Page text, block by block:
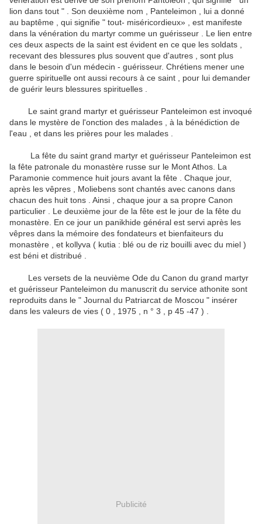
lion dans tout " .
Son deuxième nom , Panteleimon , lui a donné
au baptême , qui signifie " tout- miséricordieux» , est manifeste
dans la vénération du martyr comme un guérisseur .
Le lien entre
ces deux aspects de la saint est évident en ce que les soldats ,
recevant des blessures plus souvent que d'autres , sont plus
dans le besoin d'un médecin - guérisseur. Chrétiens mener une
guerre spirituelle ont aussi recours à ce saint , pour lui demander
de guérir leurs blessures spirituelles .
Le saint grand martyr et guérisseur Panteleimon est invoqué
dans le mystère de l'onction des malades , à la bénédiction de
l'eau , et dans les prières pour les malades .
La fête du saint grand martyr et guérisseur Panteleimon est
la fête patronale du monastère russe sur le Mont Athos. La
Paramonie commence huit jours avant la fête .
Chaque jour,
après les vêpres , Moliebens sont chantés avec canons dans
chacun des huit tons .
Ainsi , chaque jour a sa propre Canon
particulier .
Le deuxième jour de la fête est le jour de la fête du
monastère. En ce jour un panikhide général est servi après les
vêpres dans la mémoire des fondateurs et bienfaiteurs du
monastère , et kollyva ( kutia : blé ou de riz bouilli avec du miel )
est béni et distribué .
Les versets de la neuvième Ode du Canon du grand martyr
et guérisseur Panteleimon du manuscrit du service athonite sont
reproduits dans le " Journal du Patriarcat de Moscou " insérer
dans les valeurs de vies ( 0 , 1975 , n ° 3 , p 45 -47 ) .
Publicité